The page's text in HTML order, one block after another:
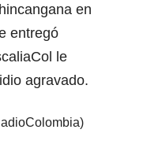
en
entregó
le
agravado.